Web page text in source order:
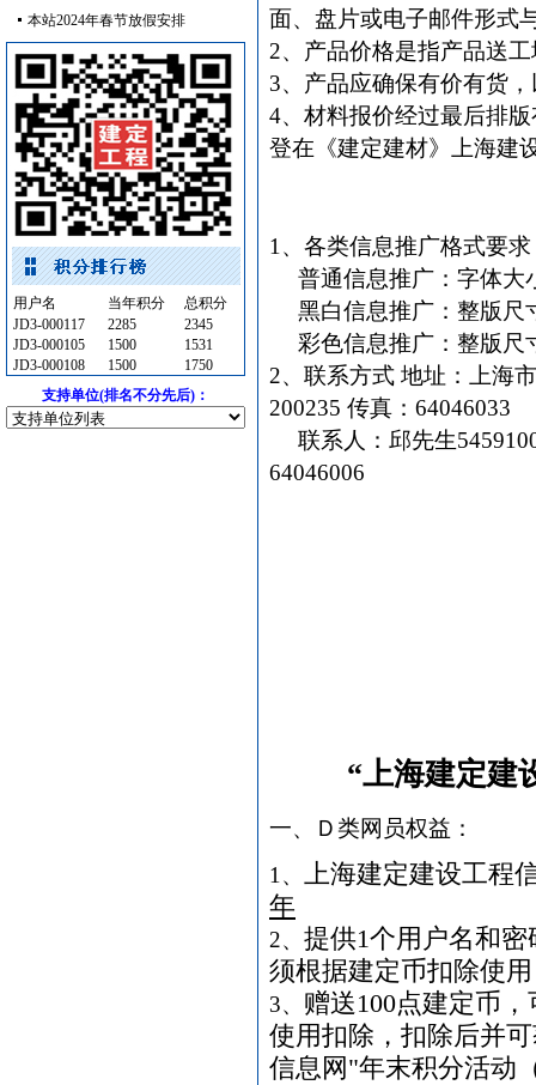
及各种防火器材 [采购中]
家具饰材
[采购中]
加气混凝土砌块 [采购中]
变配电 [采购中]
石材木材 [采购中]
装饰石材 [采购中]
油漆涂料 [采购中]
消防工程 [采购中]
照明灯具 [采购中]
外墙装饰 [采购中]
墙地面砖
[采购中]
变压器
[采购中]
防水防腐 [采购中]
墙地面砖 [采购中]
本站2024年春节放假安排
用户名 当年积分
总积分
JD3-000117
2285
2345
JD3-000105
1500
1531
JD3-000108
1500
1750
支持单位(排名不分先后)：
面、盘片或电子邮件形式
2、产品价格是指产品送
3、产品应确保有价有货
4、材料报价经过最后排
登在《建定建材》上海建
1、各类信息推广格式要求
普通信息推广：字体大
黑白信息推广：整版尺
彩色信息推广：整版尺
2、联系方式 地址：上海
200235 传真：64046033
联系人：邱先生
64046006
“上海建定建
一、Ｄ类网员权益：
1、 上海建定建设工程
年
2、 提供1个用户名和
须根据建定币扣除使
3、 赠送100点建定币，
使用扣除，扣除后并
信息网 "年末积分活动